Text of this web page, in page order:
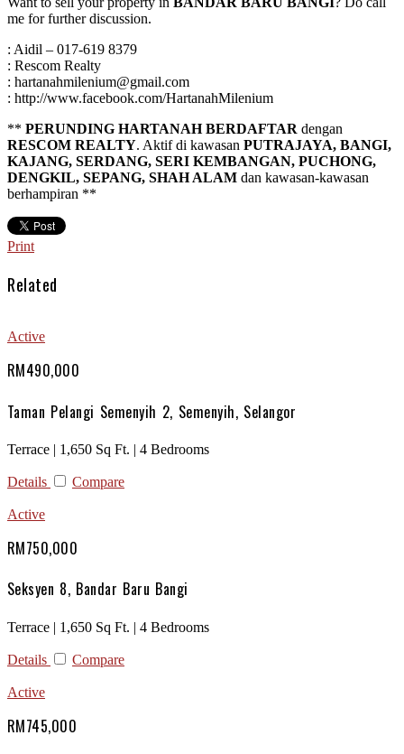
me for further discussion.
: Aidil – 017-619 8379
: Rescom Realty
: hartanahmilenium@gmail.com
: http://www.facebook.com/HartanahMilenium
** PERUNDING HARTANAH BERDAFTAR dengan
RESCOM REALTY. Aktif di kawasan PUTRAJAYA, BANGI,
KAJANG, SERDANG, SERI KEMBANGAN, PUCHONG,
DENGKIL, SEPANG, SHAH ALAM dan kawasan-kawasan
berhampiran **
Print
Related
Active
RM490,000
Taman Pelangi Semenyih 2, Semenyih, Selangor
Terrace | 1,650 Sq Ft. | 4 Bedrooms
Details Compare
Active
RM750,000
Seksyen 8, Bandar Baru Bangi
Terrace | 1,650 Sq Ft. | 4 Bedrooms
Details Compare
Active
RM745,000